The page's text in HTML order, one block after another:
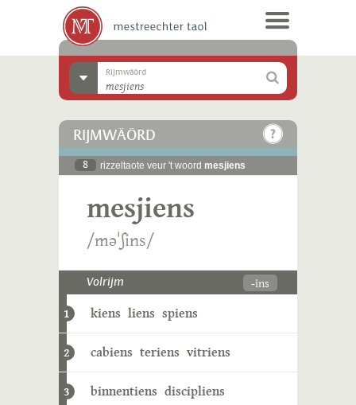
Rijmwäörd
RIJMWÄÖRD
8 rizzeltaote veur 't woord mesjiens
mesjiens
/məˈʃins/
Volrijm -ins
1 kiens liens spiens
2 cabiens teriens vitriens
3 binnentiens discipliens